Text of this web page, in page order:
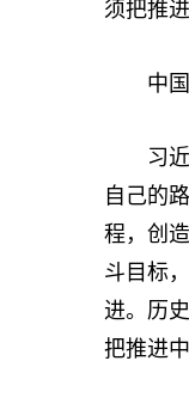
须把推
中国
习近平
自己的
程，创
斗目标
进。历
把推进